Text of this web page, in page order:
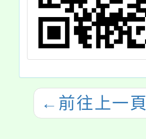
← 前往上一頁